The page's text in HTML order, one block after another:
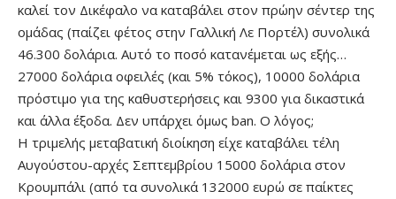
καλεί τον Δικέφαλο να καταβάλει στον πρώην σέντερ της
ομάδας (παίζει φέτος στην Γαλλική Λε Πορτέλ) συνολικά
46.300 δολάρια. Αυτό το ποσό κατανέμεται ως εξής…
27000 δολάρια οφειλές (και 5% τόκος), 10000 δολάρια
πρόστιμο για της καθυστερήσεις και 9300 για δικαστικά
και άλλα έξοδα. Δεν υπάρχει όμως ban. O λόγος;
Η τριμελής μεταβατική διοίκηση είχε καταβάλει τέλη
Αυγούστου-αρχές Σεπτεμβρίου 15000 δολάρια στον
Κρουμπάλι (από τα συνολικά 132000 ευρώ σε παίκτες